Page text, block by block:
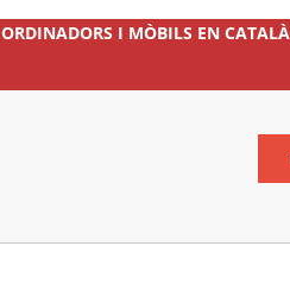
ORDINADORS I MÒBILS EN CATALÀ